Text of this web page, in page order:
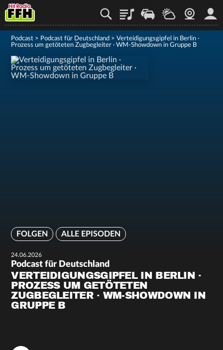
PlaylistStaupilotWetterWebcam
Podcast > Podcast für Deutschland > Verteidigungsgipfel in Berlin ·
Prozess um getöteten Zugbegleiter · WM-Showdown in Gruppe B
FOLGEN ALLE EPISODEN
24.06.2026
Podcast für Deutschland
VERTEIDIGUNGSGIPFEL IN BERLIN ·
PROZESS UM GETÖTETEN
ZUGBEGLEITER · WM-SHOWDOWN IN
GRUPPE B